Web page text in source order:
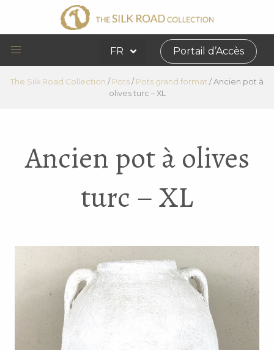
FR Portail d’Accès
The Silk Road Collection / Pots / Pots grand format / Ancien pot à
olives turc – XL
Ancien pot à olives
turc – XL